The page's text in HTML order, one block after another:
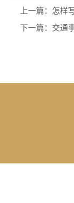
上一篇：怎样
下一篇：交通